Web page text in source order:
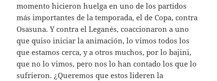
momento hicieron huelga en uno de los partidos
más importantes de la temporada, el de Copa, contra
Osasuna. Y contra el Leganés, coaccionaron a uno
que quiso iniciar la animación, lo vimos todos los
que estamos cerca, y a otros muchos, por lo bajini,
que no lo vimos, pero nos lo han contado los que lo
sufrieron. ¿Queremos que estos lideren la